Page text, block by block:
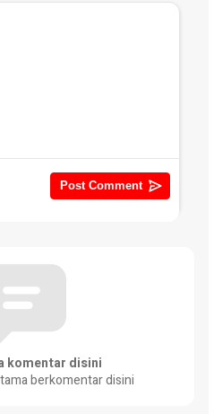
komentar disini
berkomentar disini